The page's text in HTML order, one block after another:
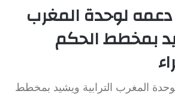
دعمه لوحدة المغرب
بمخطط الحكم
المغرب الترابية ويشيد بمخطط